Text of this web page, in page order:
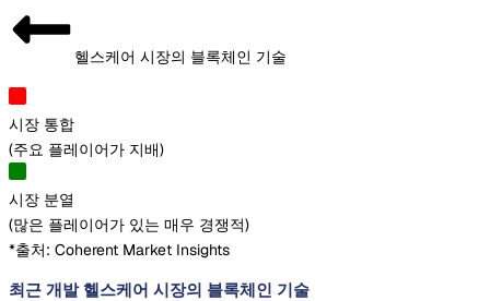
헬스케어 시장의 블록체인 기술
시장 통합
(주요 플레이어가 지배)
시장 분열
(많은 플레이어가 있는 매우 경쟁적)
*출처: Coherent Market Insights
최근 개발 헬스케어 시장의 블록체인 기술